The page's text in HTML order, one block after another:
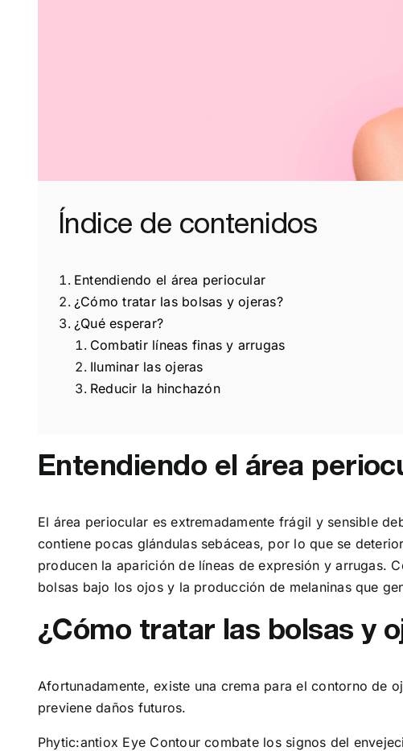
Índice de contenidos
Entendiendo el área periocular
¿Cómo tratar las bolsas y ojeras?
¿Qué esperar?
Combatir líneas finas y arrugas
Iluminar las ojeras
Reducir la hinchazón
Entendiendo el área
El área periocular es extremadamente frágil y sensible
contiene pocas glándulas sebáceas, por lo que se
producen la aparición de líneas de expresión y arrugas.
bolsas bajo los ojos y la producción de melaninas que
¿Cómo tratar las bolsas y
Afortunadamente, existe una crema para el contorno de
previene daños futuros.
Phytic:antiox Eye Contour combate los signos del